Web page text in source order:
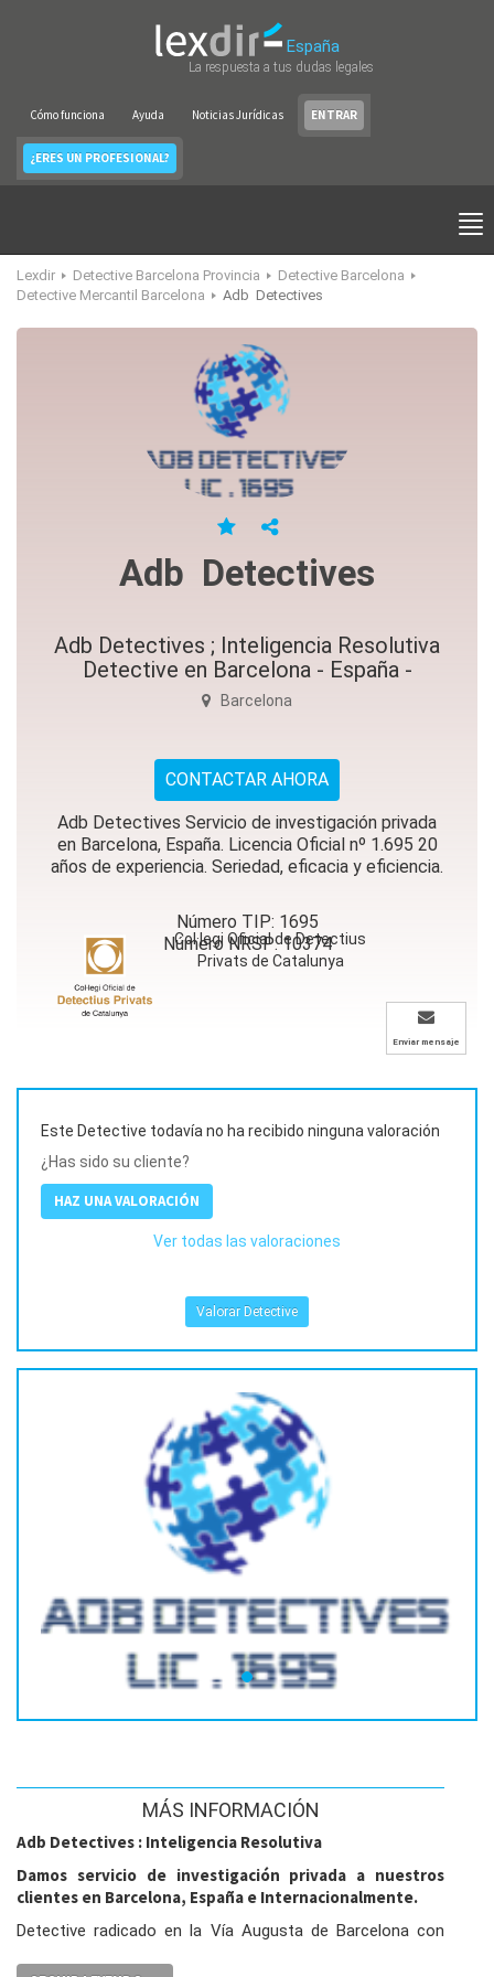
España
La respuesta a tus dudas legales
Cómo funciona Ayuda Noticias Jurídicas ENTRAR
¿ERES UN PROFESIONAL?
Lexdir Detective Barcelona Provincia
Detective Barcelona
Detective Mercantil Barcelona
Adb Detectives
Adb Detectives
Adb Detectives ; Inteligencia Resolutiva
Detective en Barcelona - España -
Barcelona
CONTACTAR AHORA
Adb Detectives Servicio de investigación privada
en Barcelona, España. Licencia Oficial nº 1.695 20
años de experiencia. Seriedad, eficacia y eficiencia.
Número TIP: 1695
Número NRSP: 10374
Col·legi Oficial de Detectius
Privats de Catalunya
Enviar mensaje
Este Detective todavía no ha recibido ninguna valoración
¿Has sido su cliente?
HAZ UNA VALORACIÓN
Ver todas las valoraciones
Valorar Detective
MÁS INFORMACIÓN
Adb Detectives : Inteligencia Resolutiva
Damos servicio de investigación privada a nuestros
clientes en Barcelona, España e Internacionalmente.
Detective radicado en la Vía Augusta de Barcelona con